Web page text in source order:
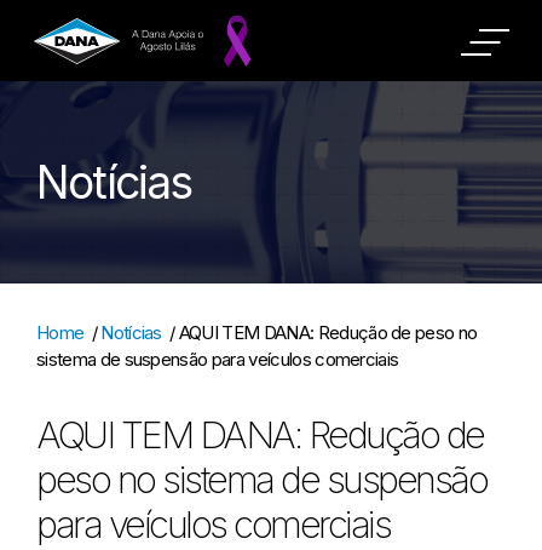
Notícias
Home /Notícias /AQUI TEM DANA: Redução de peso no
sistema de suspensão para veículos comerciais
AQUI TEM DANA: Redução de
peso no sistema de suspensão
para veículos comerciais